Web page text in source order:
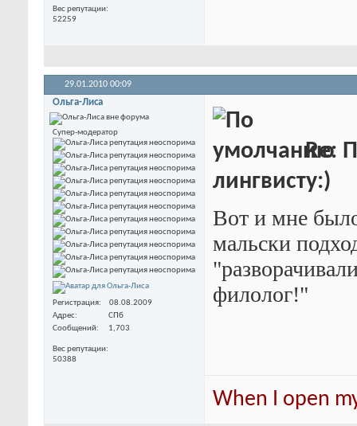
Вес репутации
52259
29.01.2010 00:09
Ольга-Лиса
Супер-модератор
Регистрация
08.08.2009
Адрес
СПб
Сообщений
1,703
Вес репутации
50388
Re:
лингвисту:)
Вот и мне
мальски
филолог!"
When I open